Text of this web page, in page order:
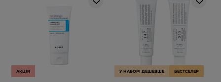
АКЦІЯ У НАБОРІ ДЕШЕВШЕ БЕСТСЕЛЕР